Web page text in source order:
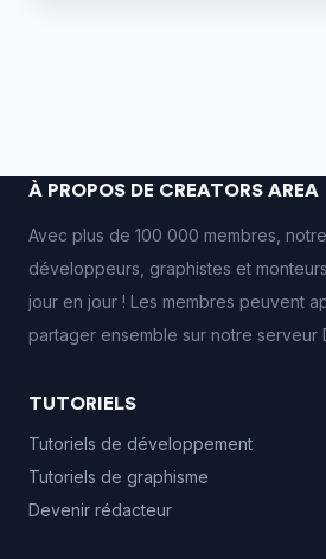
À PROPOS DE CREATORS AREA
Avec plus de 100 000 membres,
développeurs, graphistes et
jour en jour ! Les membres peuvent
partager ensemble sur notre serveur
TUTORIELS
Tutoriels de développement
Tutoriels de graphisme
Devenir rédacteur